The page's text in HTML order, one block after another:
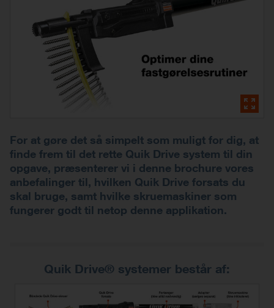
For at gøre det så simpelt som muligt for dig, at
finde frem til det rette Quik Drive system til din
opgave, præsenterer vi i denne brochure vores
anbefalinger til, hvilken Quik Drive forsats du
skal bruge, samt hvilke skruemaskiner som
fungerer godt til netop denne applikation.
Quik Drive® systemer består af: